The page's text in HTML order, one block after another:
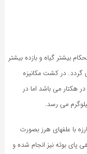
بیشتر گیاه و بازده بیشتر
در کشت مکانیزه
نخود ۱۲۰۰ تا ۱۷۰۰ کیلوگرم در هکتار می باشد اما در
با علفهای هرز بصورت
بوته نیز انجام شده و